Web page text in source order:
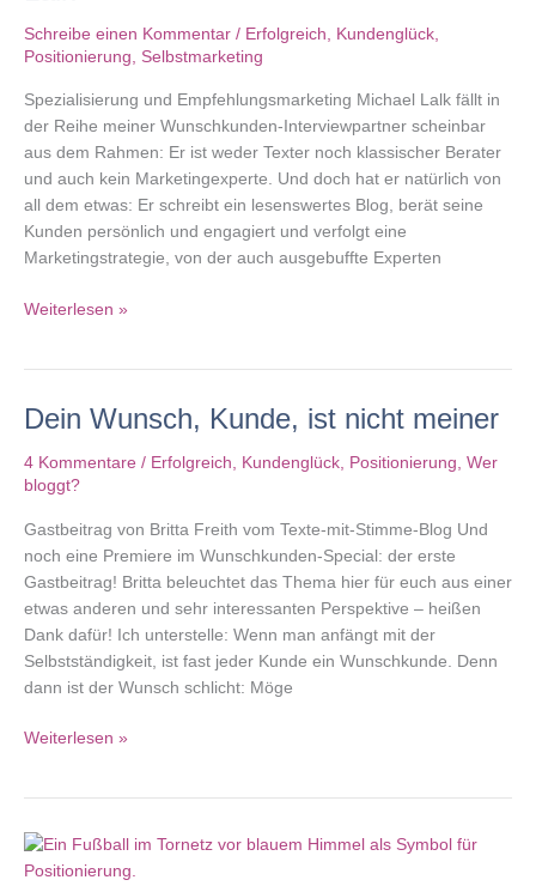
Schreibe einen Kommentar / Erfolgreich Kundenglück
Positionierung
Selbstmarketing
Spezialisierung und Empfehlungsmarketing Michael Lalk fällt in
der Reihe meiner Wunschkunden-Interviewpartner scheinbar
aus dem Rahmen: Er ist weder Texter noch klassischer Berater
und auch kein Marketingexperte. Und doch hat er natürlich von
all dem etwas: Er schreibt ein lesenswertes Blog, berät seine
Kunden persönlich und engagiert und verfolgt eine
Marketingstrategie, von der auch ausgebuffte Experten
7.
Lalk
Weiterlesen »
Dein Wunsch, Kunde, ist nicht meiner
4 Kommentare / Erfolgreich, Kundenglück, Positionierung, Wer
bloggt?
Gastbeitrag von Britta Freith vom Texte-mit-Stimme-Blog Und
noch eine Premiere im Wunschkunden-Special: der erste
Gastbeitrag! Britta beleuchtet das Thema hier für euch aus einer
etwas anderen und sehr interessanten Perspektive – heißen
Dank dafür! Ich unterstelle: Wenn man anfängt mit der
Selbstständigkeit, ist fast jeder Kunde ein Wunschkunde. Denn
dann ist der Wunsch schlicht: Möge
Dein
nicht
meiner
Weiterlesen »